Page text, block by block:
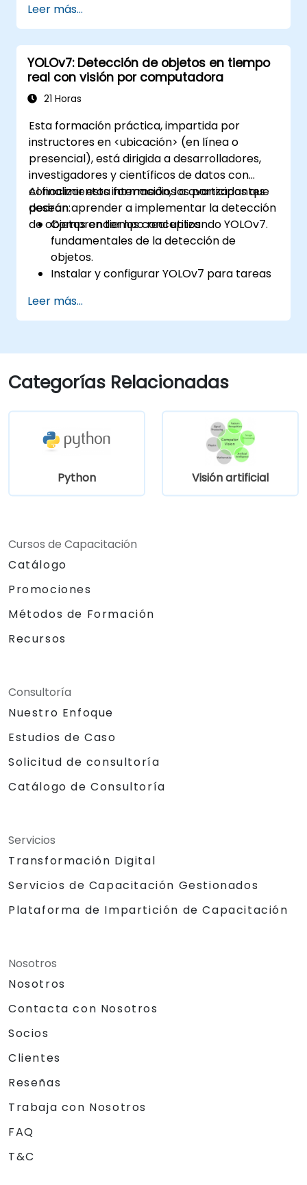
lógica para la detección de defectos y la
validación del proceso.
Generar informes de inspección y
optimizar el rendimiento del sistema.
Leer más...
YOLOv7: Detección de objetos en tiempo
real con visión por computadora
21 Horas
Esta formación práctica, impartida por
instructores en <ubicación> (en línea o
presencial), está dirigida a desarrolladores,
investigadores y científicos de datos con
conocimientos intermedios a avanzados que
desean aprender a implementar la detección
de objetos en tiempo real utilizando YOLOv7.
Al finalizar esta formación, los participantes
podrán:
Comprender los conceptos
fundamentales de la detección de
objetos.
Instalar y configurar YOLOv7 para tareas
Entrenar y probar modelos
personalizados de detección de objetos
Integrar YOLOv7 con otros frameworks y
herramientas de visión por computadora.
Solucionar problemas comunes
Leer más...
Categorías Relacionadas
Python Visión artificial
Cursos de Capacitación
Catálogo
Promociones
Métodos de Formación
Recursos
Consultoría
Nuestro Enfoque
Estudios de Caso
Solicitud de consultoría
Catálogo de Consultoría
Servicios
Transformación Digital
Servicios de Capacitación Gestionados
Plataforma de Impartición de Capacitación
Nosotros
Nosotros
Contacta con Nosotros
Socios
Clientes
Reseñas
Trabaja con Nosotros
FAQ
T&C